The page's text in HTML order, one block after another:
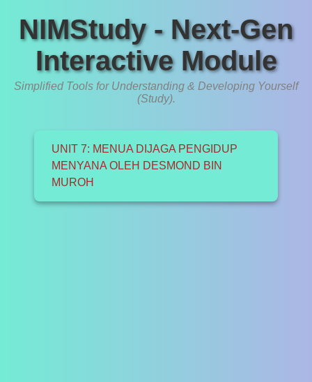
NIMStudy - Next-Gen
Interactive Module
Simplified Tools for Understanding & Developing Yourself
(Study).
UNIT 7: MENUA DIJAGA PENGIDUP
MENYANA OLEH DESMOND BIN
MUROH